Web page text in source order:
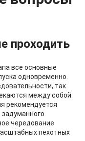
проходить
все основные
одновременно.
так
между собой.
рекомендуется
чередование
пехотных